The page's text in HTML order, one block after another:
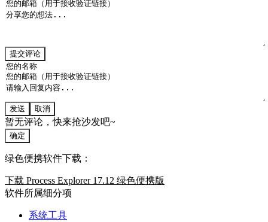
提交评论
发送 取消
暂无评论，快来抢沙发吧~
确定
绿色便携软件下载：
下载 Process Explorer 17.12 绿色便携版
软件所属细分项
系统工具